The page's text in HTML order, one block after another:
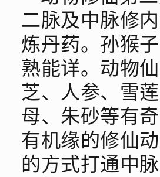
二脉及中脉修
炼丹药。孙猴
熟能详。动物
芝、人参、雪
母、朱砂等有
有机缘的修仙
的方式打通中